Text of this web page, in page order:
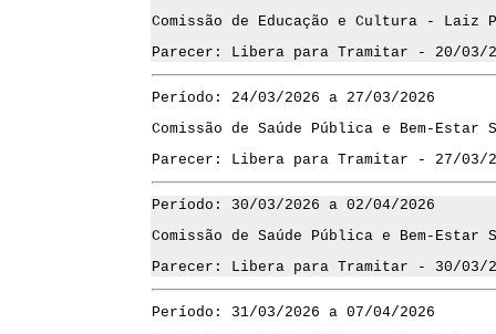
Comissão de Educação e Cultura - Laiz
Parecer: Libera para Tramitar - 20/03/
Período: 24/03/2026 a 27/03/2026
Comissão de Saúde Pública e Bem-
Parecer: Libera para Tramitar - 27/03/
Período: 30/03/2026 a 02/04/2026
Comissão de Saúde Pública e Bem-
Parecer: Libera para Tramitar - 30/03/
Período: 31/03/2026 a 07/04/2026